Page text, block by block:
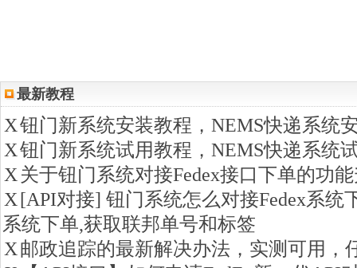
最新教程